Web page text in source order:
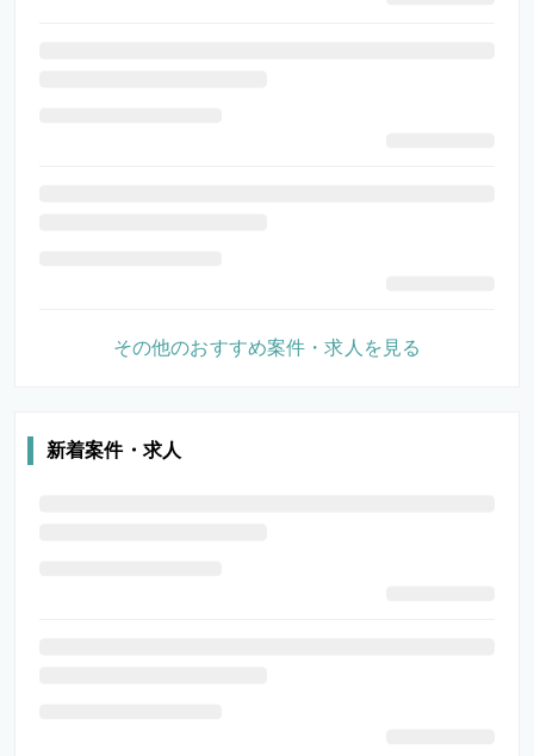
その他のおすすめ案件・求人を見る
新着案件・求人